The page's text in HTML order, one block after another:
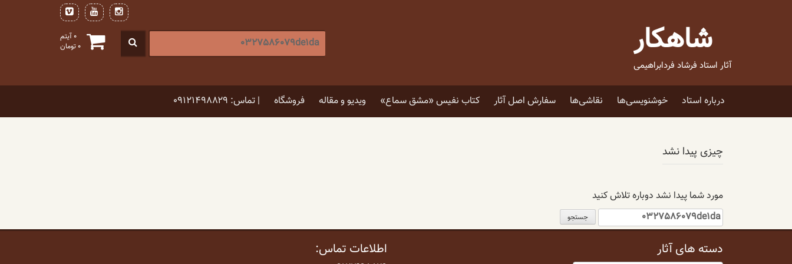
شاهکار
آثار استاد فرشاد فردابراهیمی
0 آیتم
0تومان
جستجو
برای
درباره استاد
خوشنویسی‌ها نقاشی‌ها سفارش اصل آثار کتاب نفیس «مشق سماع» ویدیو و مقاله فروشگاه | تماس: ۰۹۱۲۱۴۹۸۸۲۹
چیزی پیدا نشد
مورد شما پیدا نشد دوباره تلاش کنید
جستجو
برای:
دسته های آثار اطلاعات تماس: